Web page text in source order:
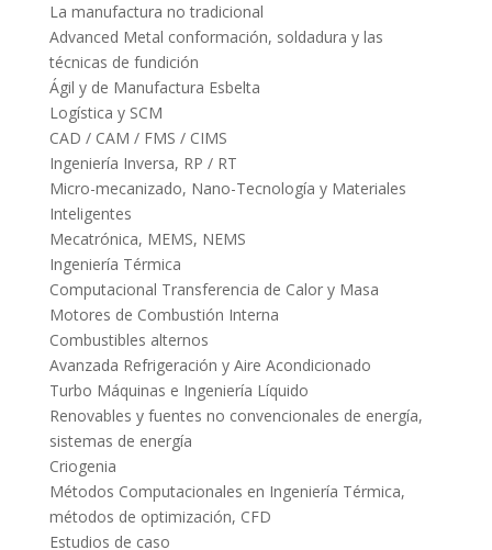
La manufactura no tradicional
Advanced Metal conformación, soldadura y las
técnicas de fundición
Ágil y de Manufactura Esbelta
Logística y SCM
CAD / CAM / FMS / CIMS
Ingeniería Inversa, RP / RT
Micro-mecanizado, Nano-Tecnología y Materiales
Inteligentes
Mecatrónica, MEMS, NEMS
Ingeniería Térmica
Computacional Transferencia de Calor y Masa
Motores de Combustión Interna
Combustibles alternos
Avanzada Refrigeración y Aire Acondicionado
Turbo Máquinas e Ingeniería Líquido
Renovables y fuentes no convencionales de energía,
sistemas de energía
Criogenia
Métodos Computacionales en Ingeniería Térmica,
métodos de optimización, CFD
Estudios de caso